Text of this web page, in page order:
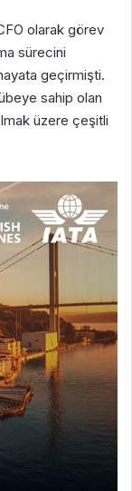
olarak görev
sürecini
geçirmişti.
sahip olan
üzere çeşitli